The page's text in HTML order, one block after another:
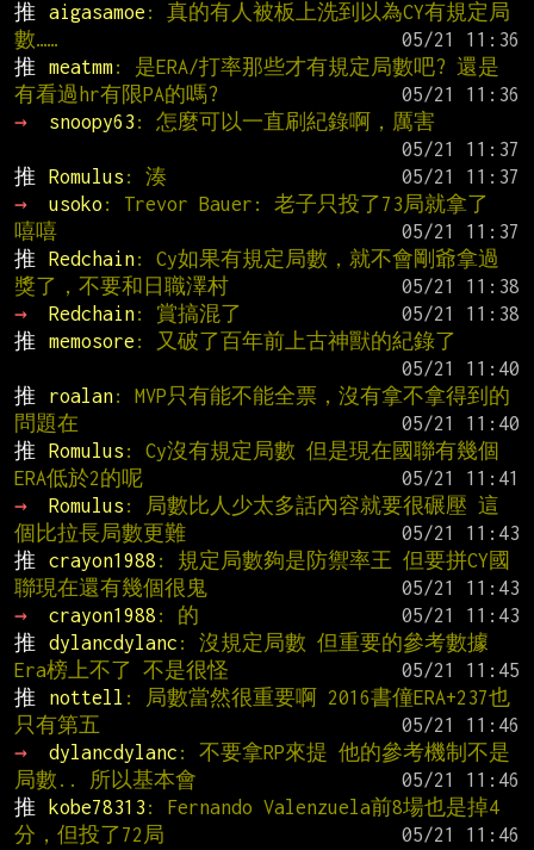
推
aigasamoe : 真的有人被板上洗到以為CY有規定局
數……
推
meatmm: 是ERA/打率那些才有規定局數吧? 還是
有看過hr有限PA的嗎?
→
snoopy63 : 怎麼可以一直刷紀錄啊，厲害
推
Romulus : 湊
→
usoko : Trevor Bauer: 老子只投了73局就拿了
嘻嘻
推
Redchain: Cy如果有規定局數，就不會剛爺拿過
獎了，不要和日職澤村
→
Redchain: 賞搞混了
推
memosore : 又破了百年前上古神獸的紀錄了
推
roalan: MVP只有能不能全票，沒有拿不拿得到的
問題在
推
Romulus : Cy沒有規定局數 但是現在國聯有幾個
ERA低於2的呢
→
Romulus : 局數比人少太多話內容就要很碾壓 這
個比拉長局數更難
推
crayon1988 : 規定局數夠是防禦率王 但要拼CY國
聯現在還有幾個很鬼
→
crayon1988 : 的
推
dylancdylanc : 沒規定局數 但重要的參考數據
Era榜上不了 不是很怪
推
nottell : 局數當然很重要啊 2016書僮ERA+237也
只有第五
→
dylancdylanc : 不要拿RP來提 他的參考機制不是
局數.. 所以基本會
推
kobe78313 : Fernando Valenzuela前8場也是掉4
分，但投了72局